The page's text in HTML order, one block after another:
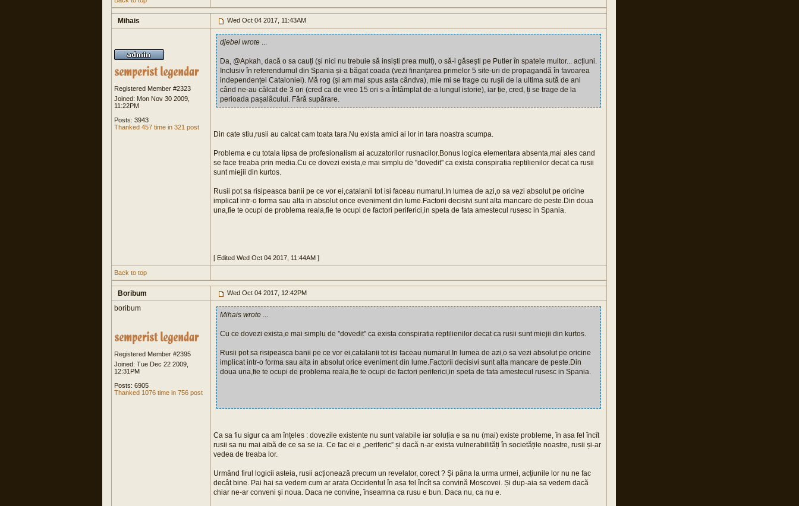
Mihais Wed Oct 04 2017, 11:43AM
Registered Member #2323
Joined: Mon Nov 30 2009,
11:22PM
Posts: 3943
Thanked 457 time in 321 post
djebel wrote ...
Da, @Apkah, dacă o sa cauți (și nici nu trebuie să insiști prea mult), o să-l găsești pe Putler în spatele multor... acțiuni.
Inclusiv în referendumul din Spania și-a băgat coada (vezi finanțarea primelor 5 site-uri de propagandă în favoarea
independenței Cataloniei). Mă rog (și am mai spus asta cândva), mie mi se trage cu rușii de la ultima sută de ani
când ne-au călcat de 3 ori (cred ca de vreo 15 ori s-a întâmplat de-a lungul istorie), iar ție, cred, ți se trage de la
perioada pașalâcului. Fără supărare.
Din cate stiu,rusii au calcat cam toata tara.Nu exista amici ai lor in tara noastra scumpa.
Problema e cu totala lipsa de profesionalism ai acuzatorilor rusnacilor.Bonus logica elementara absenta,mai ales cand
se face treaba prin media.Cu ce dovezi exista,e mai simplu de ''dovedit'' ca exista conspiratia reptilienilor decat ca rusii
sunt miejii din kurtos.
Rusii pot sa risipeasca banii pe ce vor ei,catalanii tot isi faceau numarul.In lumea de azi,o sa vezi absolut pe oricine
implicat intr-o forma sau alta in absolut orice eveniment din lume.Factorii decisivi sunt alta mancare de peste.Din doua
una,fie te ocupi de problema reala,fie te ocupi de factori periferici,in speta de fata amestecul rusesc in Spania.
[ Edited Wed Oct 04 2017, 11:44AM ]
Back to top
Boribum Wed Oct 04 2017, 12:42PM
boribum
Registered Member #2395
Joined: Tue Dec 22 2009,
12:31PM
Posts: 6905
Thanked 1076 time in 756 post
Mihais wrote ...
Cu ce dovezi exista,e mai simplu de ''dovedit'' ca exista conspiratia reptilienilor decat ca rusii sunt miejii din kurtos.
Rusii pot sa risipeasca banii pe ce vor ei,catalanii tot isi faceau numarul.In lumea de azi,o sa vezi absolut pe oricine
implicat intr-o forma sau alta in absolut orice eveniment din lume.Factorii decisivi sunt alta mancare de peste.Din
doua una,fie te ocupi de problema reala,fie te ocupi de factori periferici,in speta de fata amestecul rusesc in Spania.
Ca sa fiu sigur ca am înțeles : dovezile existente nu sunt valabile iar soluția e sa nu (mai) existe probleme, în asa fel încît
rusii sa nu mai aibă de ce sa se ia. Ce fac ei e „periferic” și dacă n-ar exista vulnerabilități în societățile noastre, rusii și-ar
vedea de treaba lor.
Urmând firul logicii asteia, rusii acționează precum un revelator, corect ? Și pâna la urma urmei, acțiunile lor nu ne fac
decât bine. Pai hai sa vedem cum ar arata Occidentul în asa fel încît sa convină Moscovei. Și dup-aia sa vedem dacă
chiar ne-ar conveni și noua. Daca ne convine, înseamna ca rusu e bun. Daca nu, ca nu e.